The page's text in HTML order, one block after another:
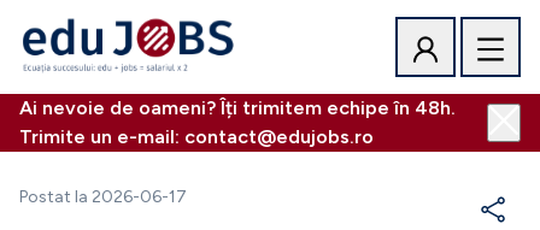
Ai nevoie de oameni? Îți trimitem echipe în 48h.
Trimite un e-mail: contact@edujobs.ro
Postat la 2026-06-17